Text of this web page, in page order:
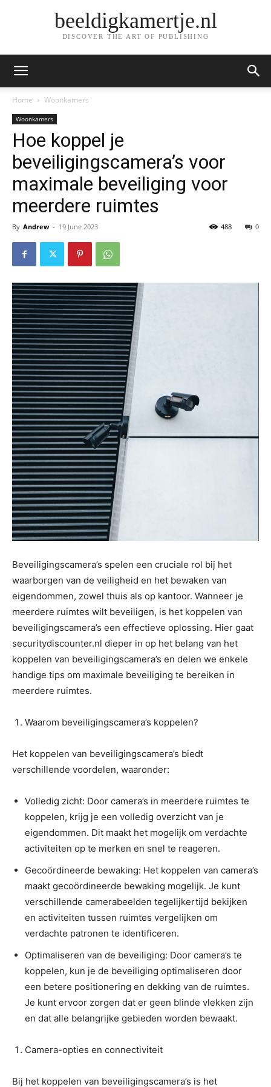
beeldigkamertje.nl
DISCOVER THE ART OF PUBLISHING
Home Woonkamers
Woonkamers
Hoe koppel je
beveiligingscamera’s voor
maximale beveiliging voor
meerdere ruimtes
By Andrew - 19 June 2023 0
488
Beveiligingscamera’s spelen een cruciale rol bij het
waarborgen van de veiligheid en het bewaken van
eigendommen, zowel thuis als op kantoor. Wanneer je
meerdere ruimtes wilt beveiligen, is het koppelen van
beveiligingscamera’s een effectieve oplossing. Hier gaat
securitydiscounter.nl dieper in op het belang van het
koppelen van beveiligingscamera’s en delen we enkele
handige tips om maximale beveiliging te bereiken in
meerdere ruimtes.
Waarom beveiligingscamera’s koppelen?
Het koppelen van beveiligingscamera’s biedt
verschillende voordelen, waaronder:
Volledig zicht: Door camera’s in meerdere ruimtes te
koppelen, krijg je een volledig overzicht van je
eigendommen. Dit maakt het mogelijk om verdachte
activiteiten op te merken en snel te reageren.
Gecoördineerde bewaking: Het koppelen van camera’s
maakt gecoördineerde bewaking mogelijk. Je kunt
verschillende camerabeelden tegelijkertijd bekijken
en activiteiten tussen ruimtes vergelijken om
verdachte patronen te identificeren.
Optimaliseren van de beveiliging: Door camera’s te
koppelen, kun je de beveiliging optimaliseren door
een betere positionering en dekking van de ruimtes.
Je kunt ervoor zorgen dat er geen blinde vlekken zijn
en dat alle belangrijke gebieden worden bewaakt.
Camera-opties en connectiviteit
Bij het koppelen van beveiligingscamera’s is het